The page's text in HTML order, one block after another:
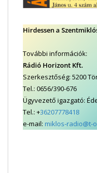
Hirdessen a
További információk:
Rádió Horizont Kft.
Szerkesztőség: 5200
Tel.: 0656/390-676
Ügyvezető igazgató:
Tel.: +36207778418
e-mail: miklos-radio@t-